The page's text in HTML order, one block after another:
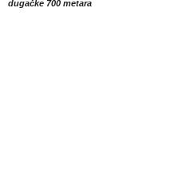
dugačke 700 metara